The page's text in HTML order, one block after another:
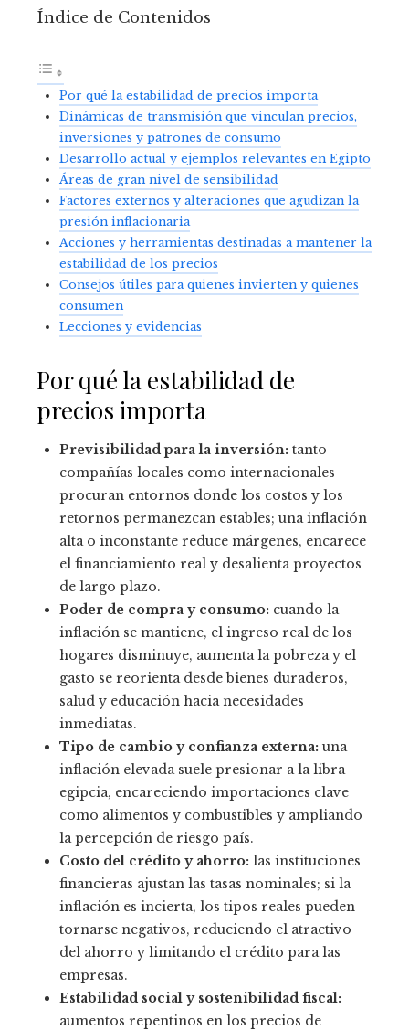
Índice de Contenidos
Por qué la estabilidad de precios importa
Dinámicas de transmisión que vinculan precios,
inversiones y patrones de consumo
Desarrollo actual y ejemplos relevantes en Egipto
Áreas de gran nivel de sensibilidad
Factores externos y alteraciones que agudizan la
presión inflacionaria
Acciones y herramientas destinadas a mantener la
estabilidad de los precios
Consejos útiles para quienes invierten y quienes
consumen
Lecciones y evidencias
Por qué la estabilidad de
precios importa
Previsibilidad para la inversión: tanto
compañías locales como internacionales
procuran entornos donde los costos y los
retornos permanezcan estables; una inflación
alta o inconstante reduce márgenes, encarece
el financiamiento real y desalienta proyectos
de largo plazo.
Poder de compra y consumo: cuando la
inflación se mantiene, el ingreso real de los
hogares disminuye, aumenta la pobreza y el
gasto se reorienta desde bienes duraderos,
salud y educación hacia necesidades
inmediatas.
Tipo de cambio y confianza externa: una
inflación elevada suele presionar a la libra
egipcia, encareciendo importaciones clave
como alimentos y combustibles y ampliando
la percepción de riesgo país.
Costo del crédito y ahorro: las instituciones
financieras ajustan las tasas nominales; si la
inflación es incierta, los tipos reales pueden
tornarse negativos, reduciendo el atractivo
del ahorro y limitando el crédito para las
empresas.
Estabilidad social y sostenibilidad fiscal:
aumentos repentinos en los precios de